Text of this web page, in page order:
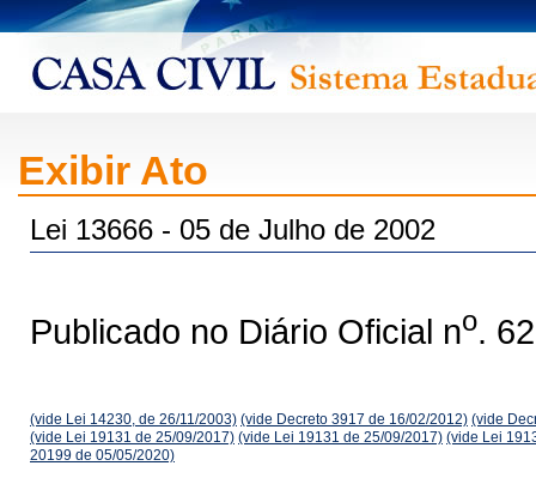
Exibir Ato
Lei 13666 - 05 de Julho de 2002
Publicado no Diário Oficial no.
(vide Lei 14230, de 26/11/2003) (vide Decreto 3917 de 16/02/2012) (vide
(vide Lei 19131 de 25/09/2017) (vide Lei 19131 de 25/09/2017) (vide Lei
20199 de 05/05/2020)